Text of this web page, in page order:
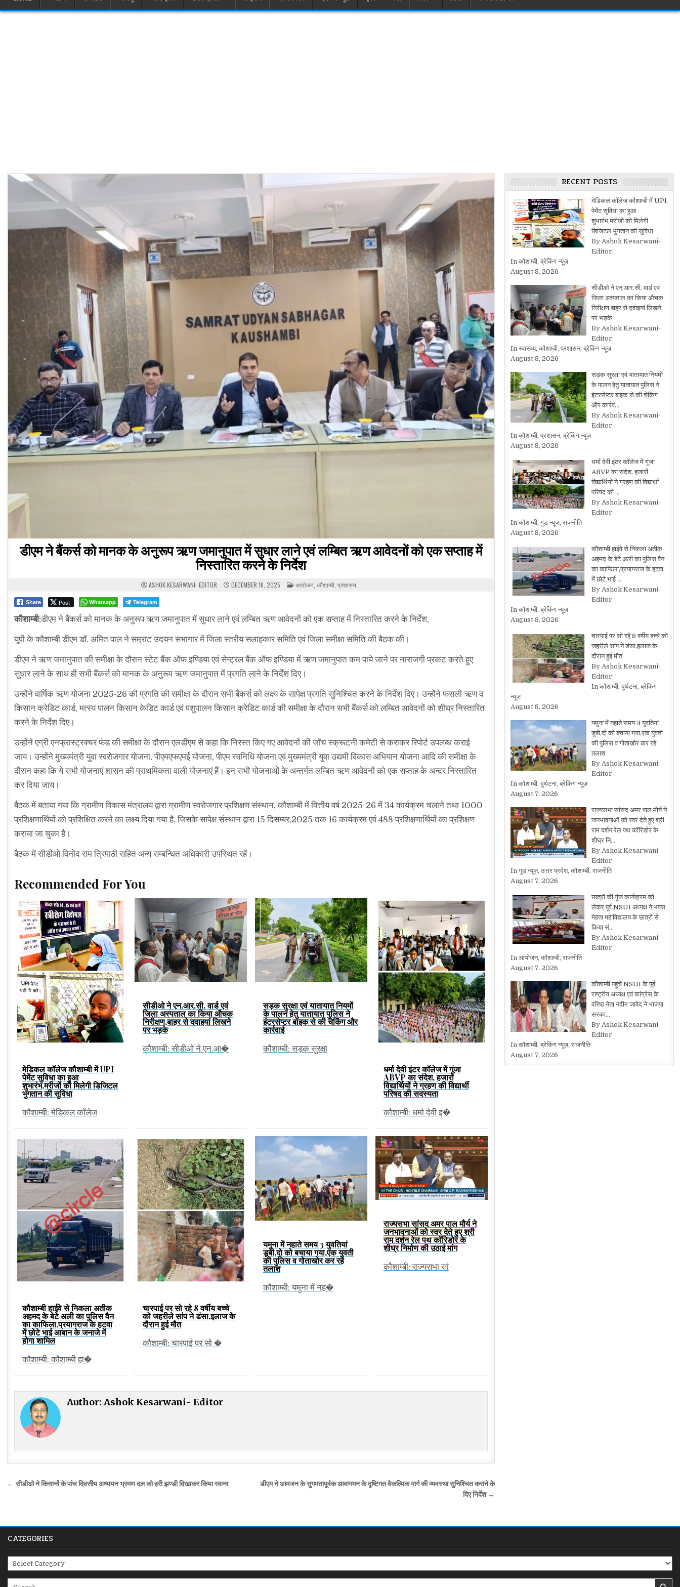
डीएम ने बैंकर्स को मानक के अनुरूप ऋण जमानुपात में सुधार लाने एवं लम्बित ऋण आवेदनों को एक सप्ताह में
निस्तारित करने के निर्देश
ASHOK KESARWANI- EDITOR DECEMBER 16, 2025 POSTED
IN
आयोजन, कौशाम्बी, प्रशासन
Share Post Whatsapp Telegram
कौशाम्बी:डीएम ने बैंकर्स को मानक के अनुरूप ऋण जमानुपात में सुधार लाने एवं लम्बित ऋण आवेदनों को एक सप्ताह में निस्तारित करने के निर्देश,
यूपी के कौशाम्बी डीएम डॉ. अमित पाल ने सम्राट उदयन सभागार में जिला स्तरीय सलाहकार समिति एवं जिला समीक्षा समिति की बैठक की।
डीएम ने ऋण जमानुपात की समीक्षा के दौरान स्टेट बैंक ऑफ इण्डिया एवं सेन्ट्रल बैंक ऑफ इण्डिया में ऋण जमानुपात कम पाये जाने पर नाराजगी प्रकट करते हुए
सुधार लाने के साथ ही सभी बैंकर्स को मानक के अनुरूप ऋण जमानुपात में प्रगति लाने के निर्देश दिए।
उन्होंने वार्षिक ऋण योजना 2025-26 की प्रगति की समीक्षा के दौरान सभी बैंकर्स को लक्ष्य के सापेक्ष प्रगति सुनिश्चित करने के निर्देश दिए। उन्होंने फसली ऋण व
किसान क्रेडिट कार्ड, मत्स्य पालन किसान केडिट कार्ड एवं पशुपालन किसान क्रेडिट कार्ड की समीक्षा के दौरान सभी बैंकर्स को लम्बित आवेदनों को शीघ्र निस्तारित
करने के निर्देश दिए।
उन्होंने एग्री एनफ्रास्ट्रक्चर फंड की समीक्षा के दौरान एलडीएम से कहा कि निरस्त किए गए आवेदनों की जॉच स्क्रूटनी कमेटी से कराकर रिपोर्ट उपलब्ध कराई
जाय। उन्होंने मुख्यमंत्री युवा स्वरोजगार योजना, पीएमएफएमई योजना, पीएम स्वनिधि योजना एवं मुख्यमंत्री युवा उद्यमी विकास अभियान योजना आदि की समीक्षा के
दौरान कहा कि ये सभी योजनाएं शासन की प्राथमिकता वाली योजनाएं हैं। इन सभी योजनाओं के अन्तर्गत लम्बित ऋण आवेदनों को एक सप्ताह के अन्दर निस्तारित
कर दिया जाय।
बैठक में बताया गया कि ग्रामीण विकास मंत्रालय द्वारा ग्रामीण स्वरोजगार प्रशिक्षण संस्थान, कौशाम्बी में वित्तीय वर्ष 2025-26 में 34 कार्यक्रम चलाने तथा 1000
प्रशिक्षणार्थियों को प्रशिक्षित करने का लक्ष्य दिया गया है, जिसके सापेक्ष संस्थान द्वारा 15 दिसम्बर,2025 तक 16 कार्यक्रम एवं 488 प्रशिक्षणार्थियों का प्रशिक्षण
कराया जा चुका है।
बैठक में सीडीओ विनोद राम त्रिपाठी सहित अन्य सम्बन्धित अधिकारी उपस्थित रहें।
Recommended For You
मेडिकल कॉलेज कौशाम्बी में UPI
पेमेंट सुविधा का हुआ
शुभारंभ,मरीजों को मिलेगी डिजिटल
भुगतान की सुविधा
कौशाम्बी: मेडिकल कॉलेज
सीडीओ ने एन.आर.सी. वार्ड एवं
जिला अस्पताल का किया औचक
निरीक्षण,बाहर से दवाइयां लिखने
पर भड़के
कौशाम्बी: सीडीओ ने एन.आ�
सड़क सुरक्षा एवं यातायात नियमों
के पालन हेतु यातायात पुलिस ने
इंटरसेप्टर बाइक से की चेकिंग और
कार्रवाई
कौशाम्बी: सड़क सुरक्षा
धर्मा देवी इंटर कॉलेज में गूंजा
ABVP का संदेश, हजारों
विद्यार्थियों ने ग्रहण की विद्यार्थी
परिषद की सदस्यता
कौशाम्बी: धर्मा देवी इ�
कौशाम्बी हाईवे से निकला अतीक
अहमद के बेटे अली का पुलिस वैन
का काफिला,प्रयागराज के हटवा
में छोटे भाई आबान के जनाजे में
होगा शामिल
कौशाम्बी: कौशाम्बी हा�
चारपाई पर सो रहे 8 वर्षीय बच्चे
को जहरीले सांप ने डंसा,इलाज के
दौरान हुई मौत
कौशाम्बी: चारपाई पर सो �
यमुना में नहाते समय 3 युवतियां
डूबी,दो को बचाया गया,एक युवती
की पुलिस व गोताखोर कर रहे
तलाश
कौशाम्बी: यमुना में नह�
राज्यसभा सांसद अमर पाल मौर्य ने
जनभावनाओं को स्वर देते हुए श्री
राम दर्शन रेल पथ कॉरिडोर के
शीघ्र निर्माण की उठाई मांग
कौशाम्बी: राज्यसभा सां
Author:Ashok Kesarwani- Editor
Post
डीएम ने आमजन के सुगमतापूर्वक आवागमन के दृष्टिगत वैकल्पिक मार्ग की व्यवस्था सुनिश्चित कराने के
दिए निर्देश →
← सीडीओ ने किसानों के पांच दिवसीय अध्ययन भ्रमण दल को हरी झण्डी दिखाकर किया रवाना
RECENT POSTS
मेडिकल कॉलेज कौशाम्बी में UPI
पेमेंट सुविधा का हुआ
शुभारंभ,मरीजों को मिलेगी
डिजिटल भुगतान की सुविधा
By Ashok Kesarwani-
Editor
In कौशाम्बी, ब्रेकिंग न्यूज़
August 8, 2026
सीडीओ ने एन.आर.सी. वार्ड एवं
जिला अस्पताल का किया औचक
निरीक्षण,बाहर से दवाइयां लिखने
पर भड़के
By Ashok Kesarwani-
Editor
In स्वास्थ्य, कौशाम्बी, प्रशासन, ब्रेकिंग न्यूज़
August 8, 2026
सड़क सुरक्षा एवं यातायात नियमों
के पालन हेतु यातायात पुलिस ने
इंटरसेप्टर बाइक से की चेकिंग
और कार्रव…
By Ashok Kesarwani-
Editor
In कौशाम्बी, प्रशासन, ब्रेकिंग न्यूज़
August 8, 2026
धर्मा देवी इंटर कॉलेज में गूंजा
ABVP का संदेश, हजारों
विद्यार्थियों ने ग्रहण की विद्यार्थी
परिषद की …
By Ashok Kesarwani-
Editor
In कौशाम्बी, गुड न्यूज़, राजनीति
August 8, 2026
कौशाम्बी हाईवे से निकला अतीक
अहमद के बेटे अली का पुलिस वैन
का काफिला,प्रयागराज के हटवा
में छोटे भाई …
By Ashok Kesarwani-
Editor
In कौशाम्बी, ब्रेकिंग न्यूज़
August 8, 2026
चारपाई पर सो रहे 8 वर्षीय बच्चे को
जहरीले सांप ने डंसा,इलाज के
दौरान हुई मौत
By Ashok Kesarwani-
Editor
In कौशाम्बी, दुर्घटना, ब्रेकिंग
न्यूज़
August 8, 2026
यमुना में नहाते समय 3 युवतियां
डूबी,दो को बचाया गया,एक युवती
की पुलिस व गोताखोर कर रहे
तलाश
By Ashok Kesarwani-
Editor
In कौशाम्बी, दुर्घटना, ब्रेकिंग न्यूज़
August 7, 2026
राज्यसभा सांसद अमर पाल मौर्य ने
जनभावनाओं को स्वर देते हुए श्री
राम दर्शन रेल पथ कॉरिडोर के
शीघ्र नि…
By Ashok Kesarwani-
Editor
In गुड न्यूज़, उत्तर प्रदेश, कौशाम्बी, राजनीति
August 7, 2026
छात्रों की गूंज कार्यक्रम को
लेकर पूर्व NSUI अध्यक्ष ने भवंस
मेहता महाविद्यालय के छात्रों से
किया सं…
By Ashok Kesarwani-
Editor
In आयोजन, कौशाम्बी, राजनीति
August 7, 2026
कौशाम्बी पहुंचे NSUI के पूर्व
राष्ट्रीय अध्यक्ष एवं कांग्रेस के
वरिष्ठ नेता नदीम जावेद ने भाजपा
सरका…
By Ashok Kesarwani-
Editor
In कौशाम्बी, ब्रेकिंग न्यूज़, राजनीति
August 7, 2026
CATEGORIES
Categories